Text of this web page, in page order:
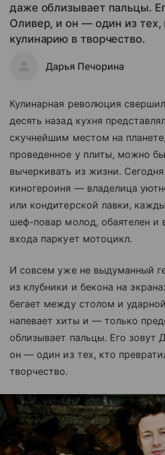
даже облизывает пальцы.
Оливер, и он — один из тех,
кулинарию в творчество.
Дарья Печорина
Кулинарная революция
десять назад кухня
скучнейшим местом на
проведенное у плиты, можно
вычеркивать из жизни.
киногероиня — владелица
или кондитерской лавки,
шеф-повар молод, обаятелен и
входа паркует мотоцикл.
И совсем уже не выдуманный
из клубники и бекона на
бегает между столом и
напевает хиты и — только
облизывает пальцы. Его
он — один из тех, кто
творчество.